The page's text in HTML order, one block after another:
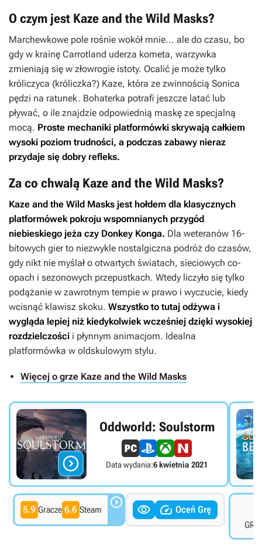
O czym jest Kaze and the Wild Masks?
Marchewkowe pole rośnie wokół mnie... ale do czasu, bo
gdy w krainę Carrotland uderza kometa, warzywka
zmieniają się w złowrogie istoty. Ocalić je może tylko
króliczyca (króliczka?) Kaze, która ze zwinnością Sonica
pędzi na ratunek. Bohaterka potrafi jeszcze latać lub
pływać, o ile znajdzie odpowiednią maskę ze specjalną
mocą. Proste mechaniki platformówki skrywają całkiem
wysoki poziom trudności, a podczas zabawy nieraz
przydaje się dobry refleks.
Za co chwalą Kaze and the Wild Masks?
Kaze and the Wild Masks jest hołdem dla klasycznych
platformówek pokroju wspomnianych przygód
niebieskiego jeża czy Donkey Konga. Dla weteranów 16-
bitowych gier to niezwykle nostalgiczna podróż do czasów,
gdy nikt nie myślał o otwartych światach, sieciowych co-
opach i sezonowych przepustkach. Wtedy liczyło się tylko
podążanie w zawrotnym tempie w prawo i wyczucie, kiedy
wcisnąć klawisz skoku. Wszystko to tutaj odżywa i
wygląda lepiej niż kiedykolwiek wcześniej dzięki wysokiej
rozdzielczości i płynnym animacjom. Idealna
platformówka w oldskulowym stylu.
Więcej o grze Kaze and the Wild Masks

Oddworld: Soulstorm
Data wydania:6 kwietnia 2021
5.9 Gracze 6.6 Steam    Oceń Grę